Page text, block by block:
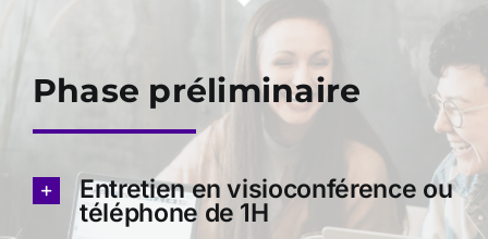
Phase préliminaire
Entretien en visioconférence ou
téléphone de 1H